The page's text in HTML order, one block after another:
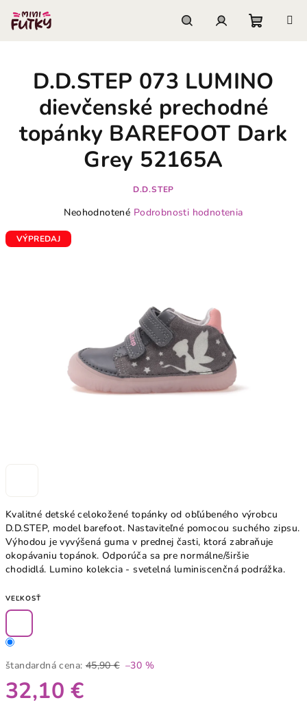
obsah
košík
Kvalitné detské celokožené topánky od obľúbeného výrobcu
D.D.STEP, model barefoot. Nastaviteľné pomocou suchého zipsu.
Výhodou je vyvýšená guma v prednej časti, ktorá zabraňuje
okopávaniu topánok. Odporúča sa pre normálne/širšie
chodidlá. Lumino kolekcia - svetelná luminiscenčná podrážka.
VEĽKOSŤ
štandardná cena: 45,90 € –30 %
32,10 €
D.D.STEP 073 LUMINO
dievčenské prechodné
topánky BAREFOOT Dark
Grey 52165A
D.D.STEP
Priemerné
produktu
Neohodnotené Podrobnosti hodnotenia
VÝPREDAJ